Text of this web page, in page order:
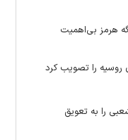
هرمز بی‌اهمیت
روسیه را تصویب کرد
را به تعویق